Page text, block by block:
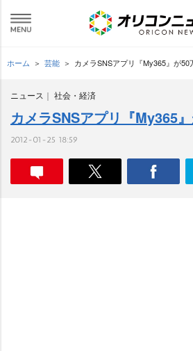
ホーム 芸能 カメラSNSアプリ『My365』が50
ニュース 社会・経済
カメラSNSアプリ『My365
2012-01-25 18:59